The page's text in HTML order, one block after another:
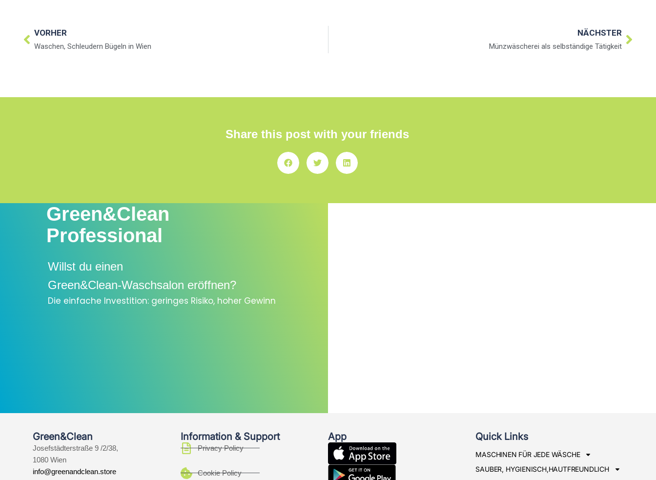
VORHER
Waschen, Schleudern Bügeln in Wien
NÄCHSTER
Münzwäscherei als selbständige Tätigkeit
Share this post with your friends
Green&Clean
Professional
Willst du einen
Green&Clean-Waschsalon eröffnen?
Die einfache Investition: geringes Risiko, hoher Gewinn
Green&Clean
Josefstädterstraße 9 /2/38,
1080 Wien
info@greenandclean.store
Information & Support
Privacy Policy
Cookie Policy
App Quick Links
MASCHINEN FÜR JEDE WÄSCHE
SAUBER, HYGIENISCH,HAUTFREUNDLICH